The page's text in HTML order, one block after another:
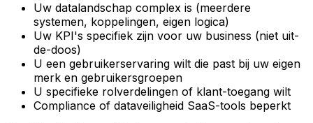
Uw datalandschap complex is (meerdere
systemen, koppelingen, eigen logica)
Uw KPI's specifiek zijn voor uw business (niet uit-
de-doos)
U een gebruikerservaring wilt die past bij uw eigen
merk en gebruikersgroepen
U specifieke rolverdelingen of klant-toegang wilt
Compliance of dataveiligheid SaaS-tools beperkt